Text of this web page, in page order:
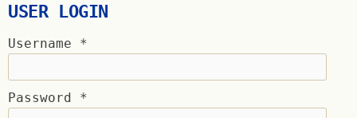
USER LOGIN
Username *
Password *